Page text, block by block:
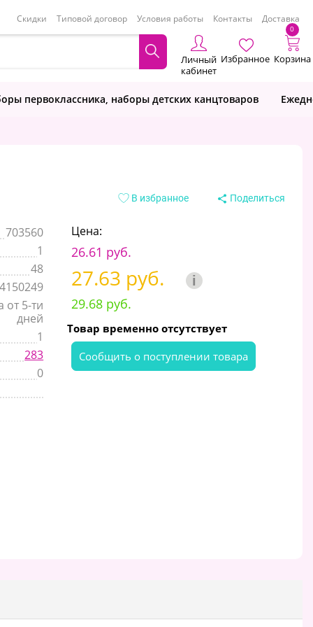
Скидки Типовой договор Условия работы Контакты Доставка
Личный
кабинет
Избранное
0
Корзина
первоклассника, наборы детских канцтоваров
В избранное Поделиться
703560
1
48
от 5-ти
дней
1
283
0
Цена:
26.61 руб.
27.63 руб. i
29.68 руб.
Товар временно отсутствует
Cообщить о поступлении товара